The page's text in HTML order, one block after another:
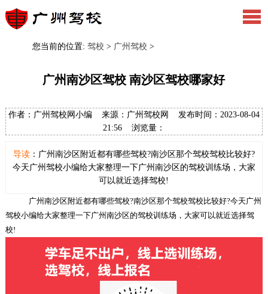
您当前的位置: 驾校 > 广州驾校 >
广州南沙区驾校 南沙区驾校哪家好
作者：广州驾校网小编 来源：广州驾校网 发布时间：2023-08-04
21:56 浏览量：
导读：广州南沙区附近都有哪些驾校?南沙区那个驾校驾校比较好?
今天广州驾校小编给大家整理一下广州南沙区的驾校训练场，大家
可以就近选择驾校!
广州南沙区附近都有哪些驾校?南沙区那个驾校驾校比较好?今天广州
驾校小编给大家整理一下广州南沙区的驾校训练场，大家可以就近选择驾
校!